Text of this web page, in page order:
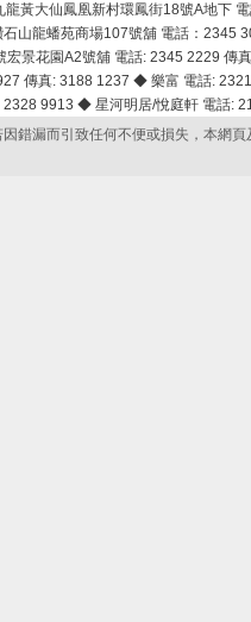
龍黃大仙鳳凰新村環鳳街18號A地下
石山龍蟠苑商場107號舖 電話：2345
宏景花園A2號舖 電話: 2345 2229
傳真: 3188 1237 ◆ 樂富 電話:
2328 9913 ◆ 星河明居/悅庭軒 電話
錯漏而引致任何不便或損失，本網